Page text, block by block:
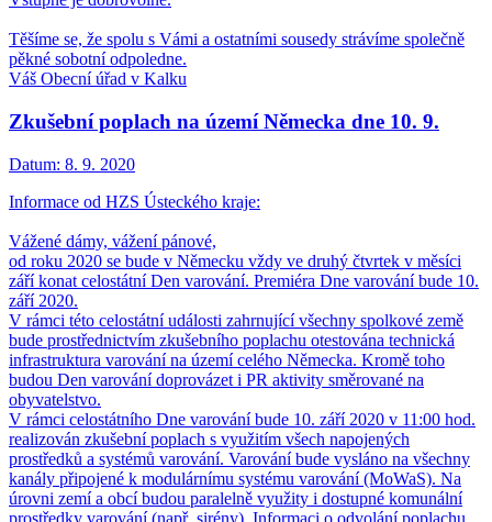
Těšíme se, že spolu s Vámi a ostatními sousedy strávíme společně
pěkné sobotní odpoledne.
Váš Obecní úřad v Kalku
Zkušební poplach na území Německa dne 10. 9.
Datum: 8. 9. 2020
Informace od HZS Ústeckého kraje:
Vážené dámy, vážení pánové,
od roku 2020 se bude v Německu vždy ve druhý čtvrtek v měsíci
září konat celostátní Den varování. Premiéra Dne varování bude 10.
září 2020.
V rámci této celostátní události zahrnující všechny spolkové země
bude prostřednictvím zkušebního poplachu otestována technická
infrastruktura varování na území celého Německa. Kromě toho
budou Den varování doprovázet i PR aktivity směrované na
obyvatelstvo.
V rámci celostátního Dne varování bude 10. září 2020 v 11:00 hod.
realizován zkušební poplach s využitím všech napojených
prostředků a systémů varování. Varování bude vysláno na všechny
kanály připojené k modulárnímu systému varování (MoWaS). Na
úrovni zemí a obcí budou paralelně využity i dostupné komunální
prostředky varování (např. sirény). Informaci o odvolání poplachu